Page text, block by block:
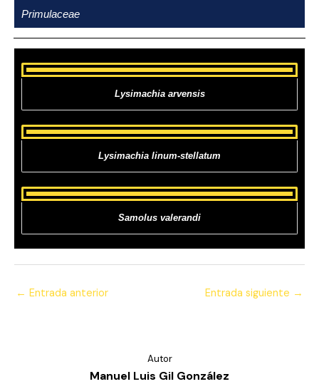
contenido
Primulaceae
Lysimachia arvensis
Lysimachia linum-stellatum
Samolus valerandi
← Entrada anterior Entrada siguiente →
Autor
Manuel Luis Gil González